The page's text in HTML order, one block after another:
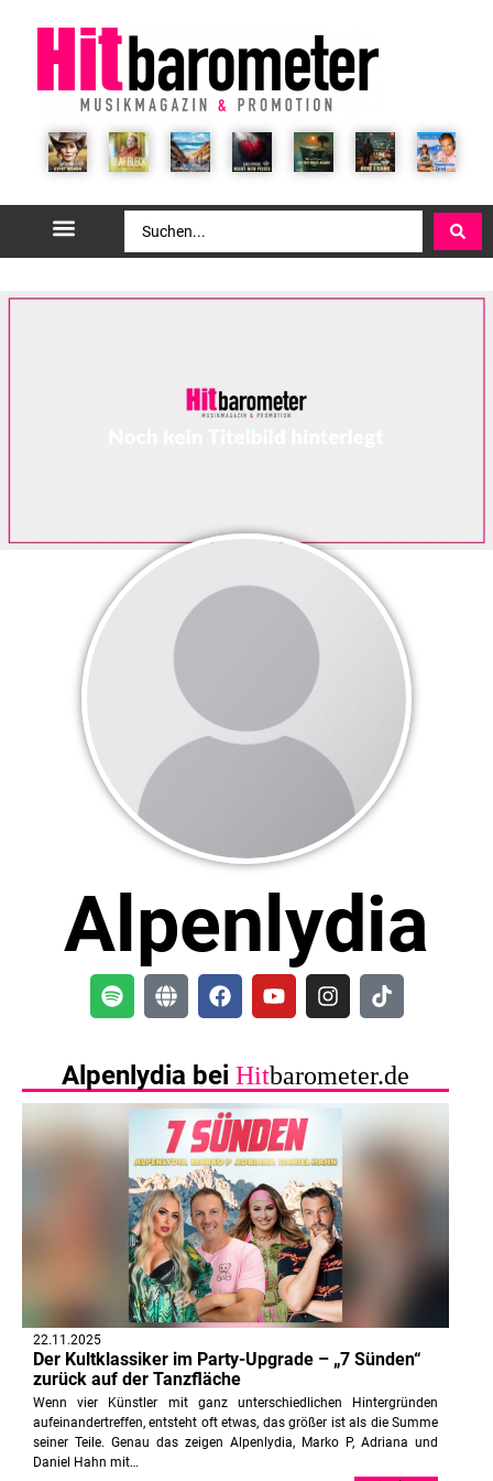
Alpenlydia
Alpenlydia bei Hitbarometer.de
22.11.2025
Der Kultklassiker im Party-Upgrade – „7 Sünden“
zurück auf der Tanzfläche
Wenn vier Künstler mit ganz unterschiedlichen Hintergründen
aufeinandertreffen, entsteht oft etwas, das größer ist als die Summe
seiner Teile. Genau das zeigen Alpenlydia, Marko P, Adriana und
Daniel Hahn mit…